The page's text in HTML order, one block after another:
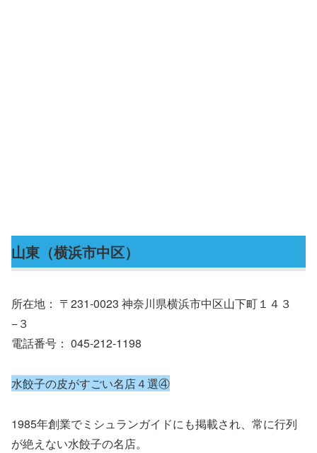
山東（横浜市中区）
所在地： 〒231-0023 神奈川県横浜市中区山下町１４３
−３
電話番号： 045-212-1198
水餃子の皮がすごい名店４選④
1985年創業でミシュランガイドにも掲載され、常に行列
が絶えない水餃子の名店。